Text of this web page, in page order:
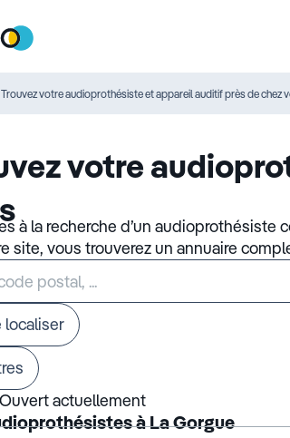
Trouvez votre audioprothésiste et appareil auditif près de chez
votre
à la recherche d’un
site, vous trouverez un annuaire
localiser
Ouvert actuellement
à La Gorgue